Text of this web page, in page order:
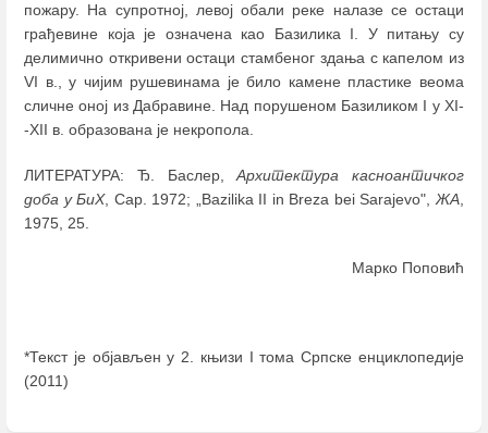
пожару. На супротној, левој обали реке налазе се остаци
грађевине која је означена као Базилика I. У питању су
делимично откривени остаци стамбеног здања с капелом из
VI в., у чијим рушевинама је било камене пластике веома
сличне оној из Дабравине. Над порушеном Базиликом I у XI-
-XII в. образована је некропола.
ЛИТЕРАТУРА: Ђ. Баслер,Архитектура касноантичког
доба у БиХ, Сар. 1972; „Bazilika II in Breza bei Sarajevo",ЖА
1975, 25.
Марко Поповић
*Текст је објављен у 2. књизи I тома Српске енциклопедије
(2011)